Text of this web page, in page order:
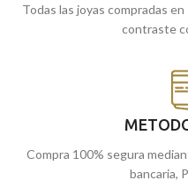
, o
online y te la
Todas las joyas compradas
contraste
Compra 100% segura
bancaria,